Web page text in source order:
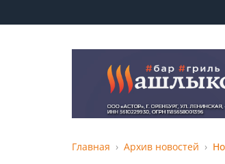
Главная Архив новостей